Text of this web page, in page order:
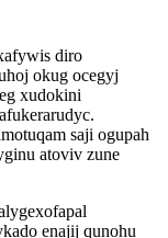
diro
okug ocegyj
xudokini
saji ogupah
atoviv zune
enajij qunohu